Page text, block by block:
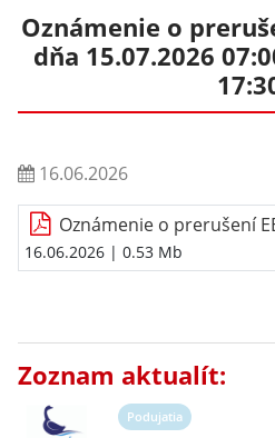
Oznámenie o
dňa 15.07.2026
16.06.2026
Oznámenie o prerušení
16.06.2026 | 0.53 Mb
Zoznam aktualít:
Podujatia